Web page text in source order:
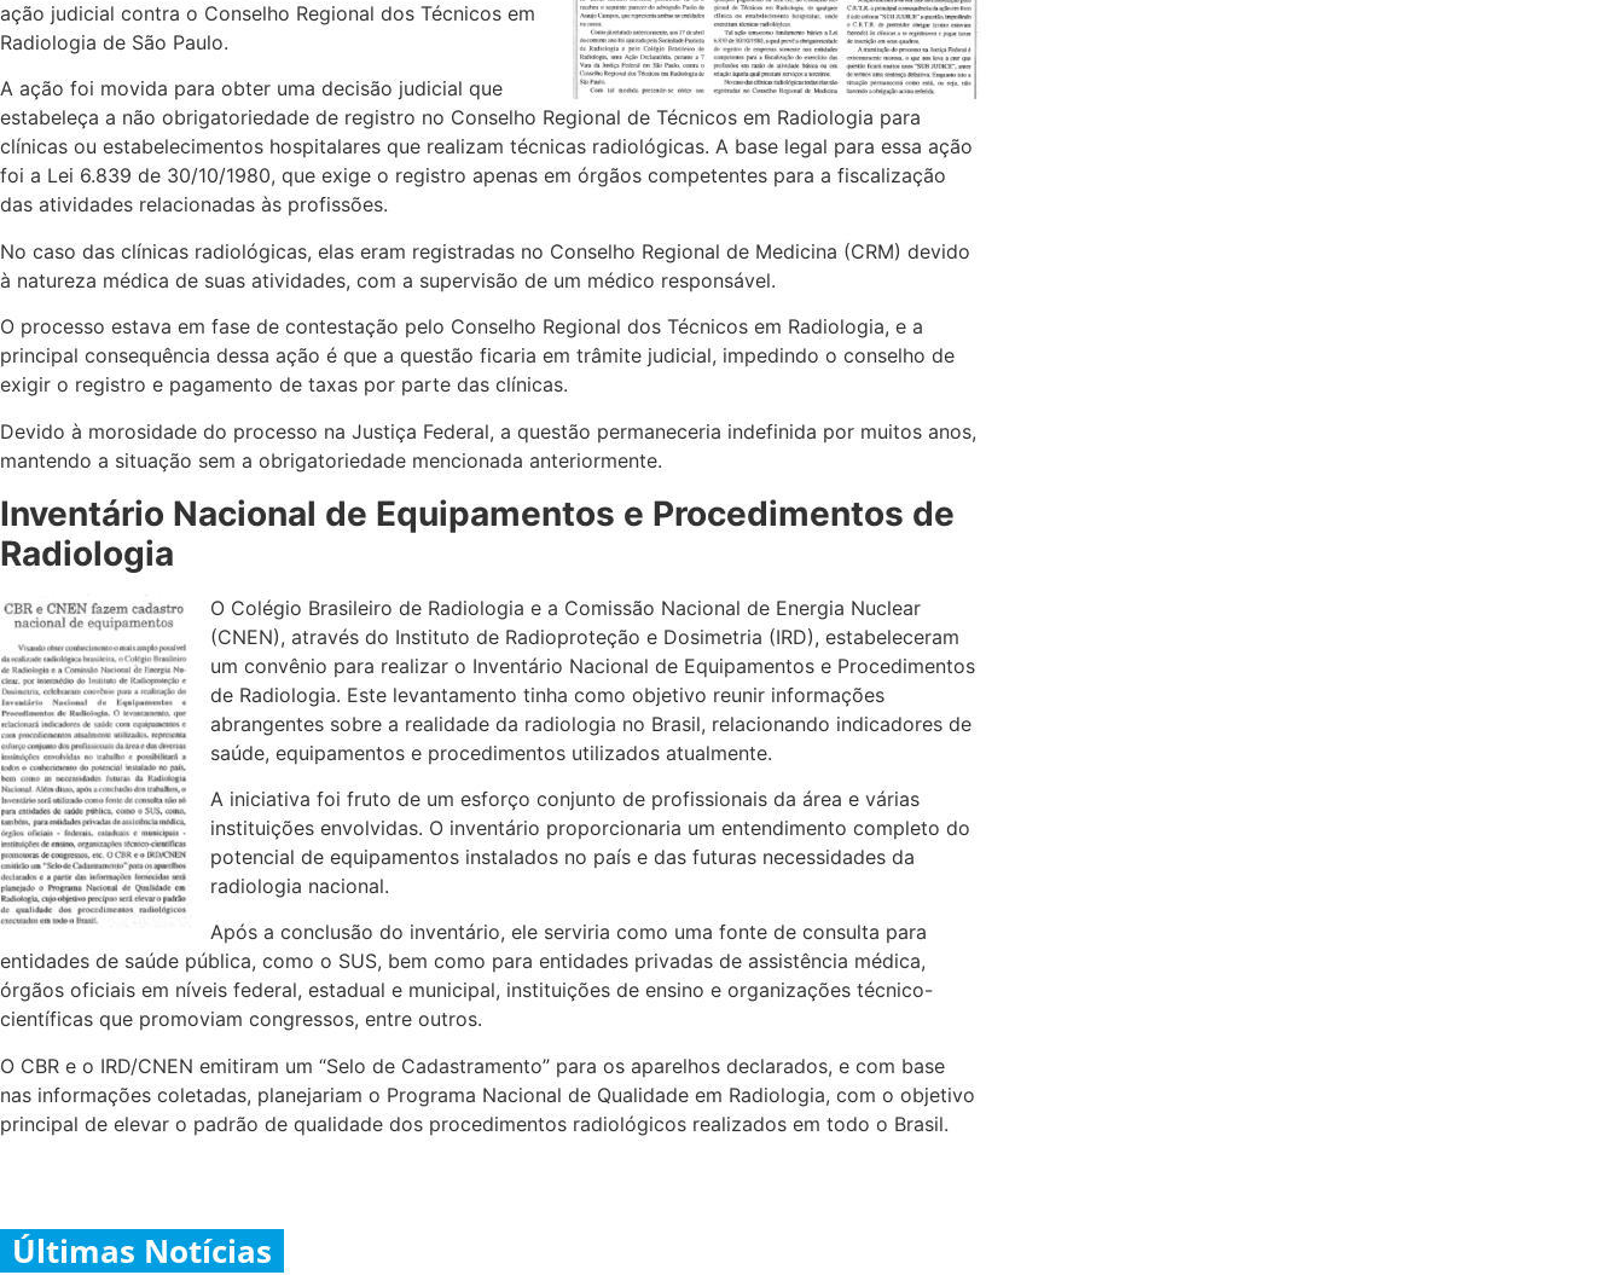
ação judicial contra o Conselho Regional dos Técnicos em
Radiologia de São Paulo.
A ação foi movida para obter uma decisão judicial que
estabeleça a não obrigatoriedade de registro no Conselho Regional de Técnicos em Radiologia para
clínicas ou estabelecimentos hospitalares que realizam técnicas radiológicas. A base legal para essa ação
foi a Lei 6.839 de 30/10/1980, que exige o registro apenas em órgãos competentes para a fiscalização
das atividades relacionadas às profissões.
No caso das clínicas radiológicas, elas eram registradas no Conselho Regional de Medicina (CRM) devido
à natureza médica de suas atividades, com a supervisão de um médico responsável.
O processo estava em fase de contestação pelo Conselho Regional dos Técnicos em Radiologia, e a
principal consequência dessa ação é que a questão ficaria em trâmite judicial, impedindo o conselho de
exigir o registro e pagamento de taxas por parte das clínicas.
Devido à morosidade do processo na Justiça Federal, a questão permaneceria indefinida por muitos anos,
mantendo a situação sem a obrigatoriedade mencionada anteriormente.
Inventário Nacional de Equipamentos e Procedimentos de
Radiologia
O Colégio Brasileiro de Radiologia e a Comissão Nacional de Energia Nuclear
(CNEN), através do Instituto de Radioproteção e Dosimetria (IRD), estabeleceram
um convênio para realizar o Inventário Nacional de Equipamentos e Procedimentos
de Radiologia. Este levantamento tinha como objetivo reunir informações
abrangentes sobre a realidade da radiologia no Brasil, relacionando indicadores de
saúde, equipamentos e procedimentos utilizados atualmente.
A iniciativa foi fruto de um esforço conjunto de profissionais da área e várias
instituições envolvidas. O inventário proporcionaria um entendimento completo do
potencial de equipamentos instalados no país e das futuras necessidades da
radiologia nacional.
Após a conclusão do inventário, ele serviria como uma fonte de consulta para
entidades de saúde pública, como o SUS, bem como para entidades privadas de assistência médica,
órgãos oficiais em níveis federal, estadual e municipal, instituições de ensino e organizações técnico-
científicas que promoviam congressos, entre outros.
O CBR e o IRD/CNEN emitiram um “Selo de Cadastramento” para os aparelhos declarados, e com base
nas informações coletadas, planejariam o Programa Nacional de Qualidade em Radiologia, com o objetivo
principal de elevar o padrão de qualidade dos procedimentos radiológicos realizados em todo o Brasil.
Últimas Notícias